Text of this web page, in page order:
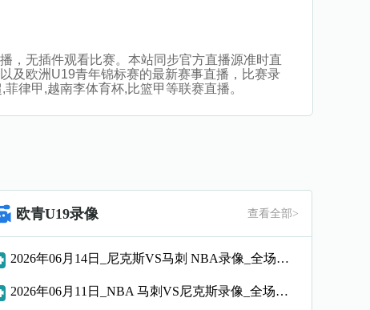
，无插件观看比赛。本站同步官方直播源准时直
及欧洲U19青年锦标赛的最新赛事直播，比赛录
律甲,越南李体育杯,比篮甲等联赛直播。
欧青U19录像 查看全部>
2026年06月14日_尼克斯VS马刺 NBA录像_全场录像【视频集锦】
2026年06月11日_NBA 马刺VS尼克斯录像_全场录像【高清回放】